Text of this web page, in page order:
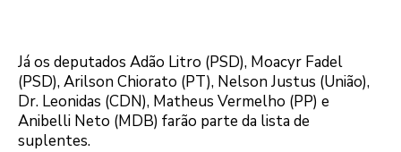
Já os deputados Adão Litro (PSD), Moacyr Fadel
(PSD), Arilson Chiorato (PT), Nelson Justus (União),
Dr. Leonidas (CDN), Matheus Vermelho (PP) e
Anibelli Neto (MDB) farão parte da lista de
suplentes.